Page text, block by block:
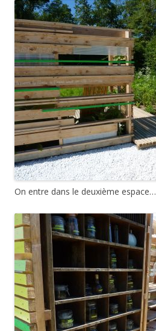
On entre dans le deuxième espace…